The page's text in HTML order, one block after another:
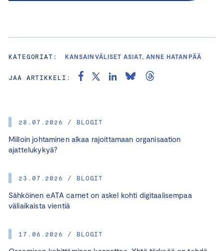
28.07.2026 / BLOGIT
Milloin johtaminen alkaa rajoittamaan organisaation
ajattelukykyä?
23.07.2026 / BLOGIT
Sähköinen eATA carnet on askel kohti digitaalisempaa
väliaikaista vientiä
17.06.2026 / BLOGIT
KATEGORIAT: KANSAINVÄLISET ASIAT, ANNE HATANPÄÄ
JAA ARTIKKELI: